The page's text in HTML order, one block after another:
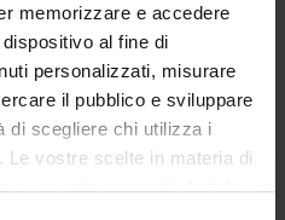
memorizzare e accedere
al fine di
personalizzati, misurare
il pubblico e sviluppare
di scegliere chi utilizza i
vostre scelte in materia di
su questa proprietà digitale